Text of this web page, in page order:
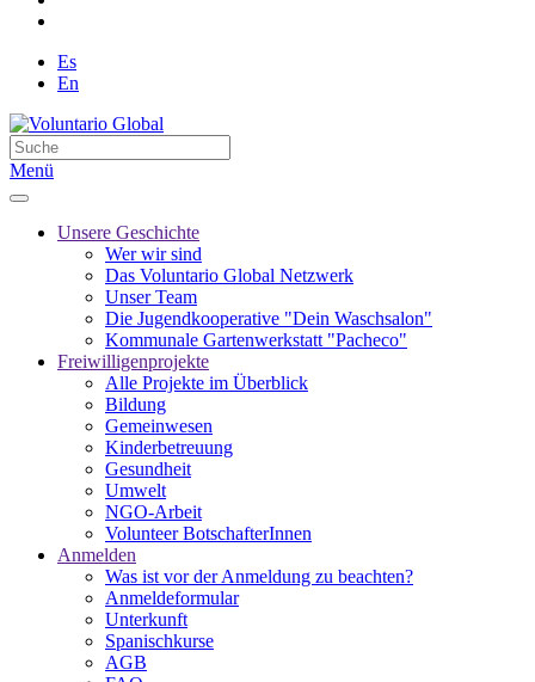
Es
En
Menü
Unsere Geschichte
Wer wir sind
Das Voluntario Global Netzwerk
Unser Team
Die Jugendkooperative "Dein Waschsalon"
Kommunale Gartenwerkstatt "Pacheco"
Freiwilligenprojekte
Alle Projekte im Überblick
Bildung
Gemeinwesen
Kinderbetreuung
Gesundheit
Umwelt
NGO-Arbeit
Volunteer BotschafterInnen
Anmelden
Was ist vor der Anmeldung zu beachten?
Anmeldeformular
Unterkunft
Spanischkurse
AGB